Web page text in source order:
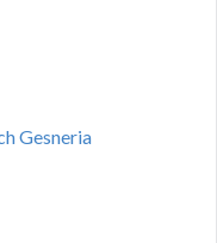
Gesneria